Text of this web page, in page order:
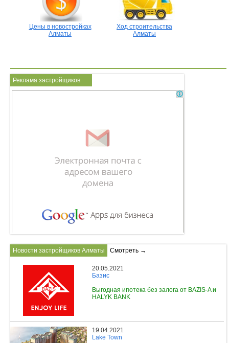
Цены в новостройках
Алматы
Ход строительства
Алматы
Реклама застройщиков
Новости застройщиков Алматы Смотреть →
20.05.2021
Базис
Выгодная ипотека без залога от BAZIS-A и
HALYK BANK
19.04.2021
Lake Town